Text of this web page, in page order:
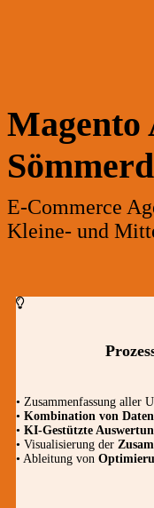
Magento
E-Commerce
Kleine- und
• Zusammenfassung aller
• Kombination von Daten
• KI-Gestützte
• Visualisierung der
• Ableitung von